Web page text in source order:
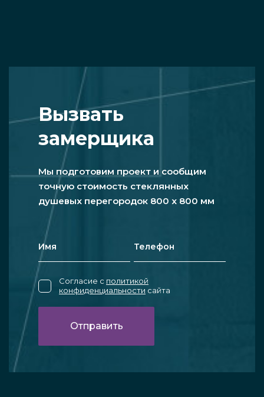
Вызвать
замерщика
Мы подготовим проект и сообщим
точную стоимость стеклянных
душевых перегородок 800 x 800 мм
Согласие с политикой
конфиденциальности сайта